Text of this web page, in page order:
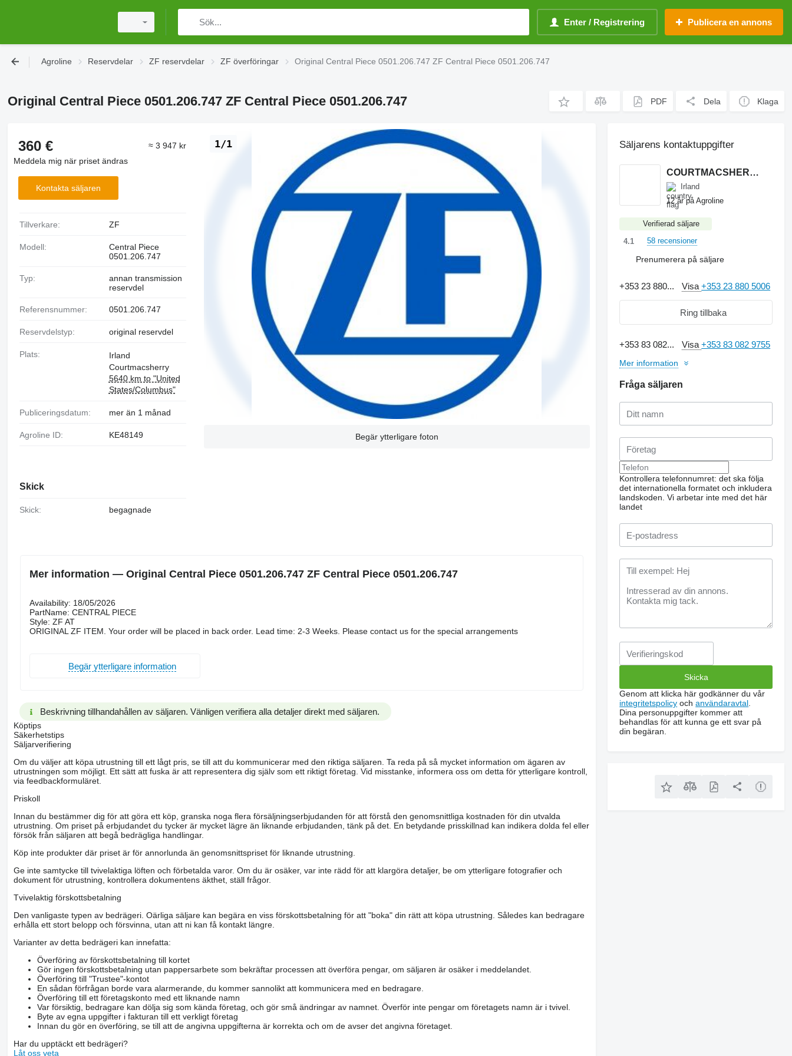
Enter / Registrering Publicera en annons
Agroline Reservdelar ZF reservdelar ZF överföringar Original Central Piece 0501.206.747 ZF Central Piece 0501.206.747
Original Central Piece 0501.206.747 ZF Central Piece 0501.206.747 PDF Dela Klaga
1/1
Begär ytterligare foton
360 €
≈ 3 947 kr
Meddela mig när priset ändras
Kontakta säljaren
Tillverkare: ZF
Modell:
Central Piece
0501.206.747
Typ:
annan transmission
reservdel
Referensnummer: 0501.206.747
Reservdelstyp: original reservdel
Plats:
Irland
Courtmacsherry
5640 km to "United
States/Columbus"
Publiceringsdatum: mer än 1 månad
Agroline ID: KE48149
Skick
Skick: begagnade
Mer information — Original Central Piece 0501.206.747 ZF Central Piece 0501.206.747
Availability: 18/05/2026
PartName: CENTRAL PIECE
Style: ZF AT
ORIGINAL ZF ITEM. Your order will be placed in back order. Lead time: 2-3 Weeks. Please contact us for the special arrangements
Begär ytterligare information
Beskrivning tillhandahållen av säljaren. Vänligen verifiera alla detaljer direkt med säljaren.
Köptips
Säkerhetstips
Säljarverifiering
Om du väljer att köpa utrustning till ett lågt pris, se till att du kommunicerar med den riktiga säljaren. Ta reda på så mycket information om ägaren av
utrustningen som möjligt. Ett sätt att fuska är att representera dig själv som ett riktigt företag. Vid misstanke, informera oss om detta för ytterligare kontroll,
via feedbackformuläret.
Priskoll
Innan du bestämmer dig för att göra ett köp, granska noga flera försäljningserbjudanden för att förstå den genomsnittliga kostnaden för din utvalda
utrustning. Om priset på erbjudandet du tycker är mycket lägre än liknande erbjudanden, tänk på det. En betydande prisskillnad kan indikera dolda fel eller
försök från säljaren att begå bedrägliga handlingar.
Köp inte produkter där priset är för annorlunda än genomsnittspriset för liknande utrustning.
Ge inte samtycke till tvivelaktiga löften och förbetalda varor. Om du är osäker, var inte rädd för att klargöra detaljer, be om ytterligare fotografier och
dokument för utrustning, kontrollera dokumentens äkthet, ställ frågor.
Tvivelaktig förskottsbetalning
Den vanligaste typen av bedrägeri. Oärliga säljare kan begära en viss förskottsbetalning för att "boka" din rätt att köpa utrustning. Således kan bedragare
erhålla ett stort belopp och försvinna, utan att ni kan få kontakt längre.
Varianter av detta bedrägeri kan innefatta:
Överföring av förskottsbetalning till kortet
Gör ingen förskottsbetalning utan pappersarbete som bekräftar processen att överföra pengar, om säljaren är osäker i meddelandet.
Överföring till "Trustee"-kontot
En sådan förfrågan borde vara alarmerande, du kommer sannolikt att kommunicera med en bedragare.
Överföring till ett företagskonto med ett liknande namn
Var försiktig, bedragare kan dölja sig som kända företag, och gör små ändringar av namnet. Överför inte pengar om företagets namn är i tvivel.
Byte av egna uppgifter i fakturan till ett verkligt företag
Innan du gör en överföring, se till att de angivna uppgifterna är korrekta och om de avser det angivna företaget.
Har du upptäckt ett bedrägeri?
Låt oss veta
Säljarens kontaktuppgifter
COURTMACSHERRY MACHINERY LTD
Irland
12 år på Agroline
Verifierad säljare
4.1
58 recensioner
Prenumerera på säljare
+353 23 880... Visa+353 23 880 5006
Ring tillbaka
+353 83 082... Visa+353 83 082 9755
Mer information
Fråga säljaren
Kontrollera telefonnumret: det ska följa
det internationella formatet och inkludera
landskoden. Vi arbetar inte med det här
landet
Genom att klicka här godkänner du vår
integritetspolicy ochanvändaravtal
Dina personuppgifter kommer att
behandlas för att kunna ge ett svar på
din begäran.